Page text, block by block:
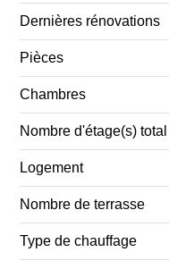
Dernières rénovations
Pièces
Chambres
Nombre d'étage(s) total
Logement
Nombre de terrasse
Type de chauffage